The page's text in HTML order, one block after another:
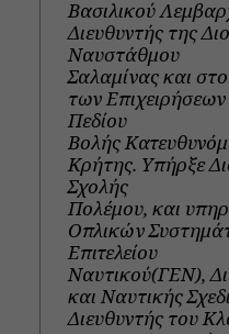
Βασιλικού
Διευθυντής της
Ναυστάθμου
Σαλαμίνας και
των
Πεδίου
Βολής
Κρήτης. Υπήρξε
Σχολής
Πολέμου, και
Οπλικών
Επιτελείου
Ναυτικού(ΓΕΝ),
και Ναυτικής
Διευθυντής του